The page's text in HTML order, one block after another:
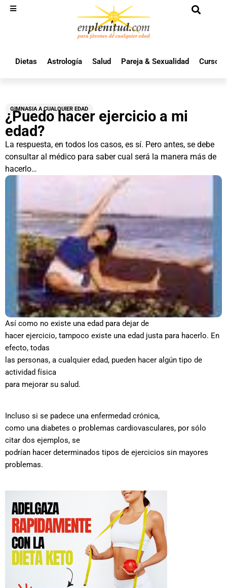
Dietas Astrología Salud Pareja & Sexualidad Cursos
GIMNASIA A CUALQUIER EDAD
¿Puedo hacer ejercicio a mi
edad?
La respuesta, en todos los casos, es sí. Pero antes, se debe
consultar al médico para saber cual será la manera más de
hacerlo…
Así como no existe una edad para dejar de
hacer ejercicio, tampoco existe una edad justa para hacerlo. En
efecto, todas
las personas, a cualquier edad, pueden hacer algún tipo de
actividad física
para mejorar su salud.
Incluso si se padece una enfermedad crónica,
como una diabetes o problemas cardiovasculares, por sólo
citar dos ejemplos, se
podrían hacer determinados tipos de ejercicios sin mayores
problemas.